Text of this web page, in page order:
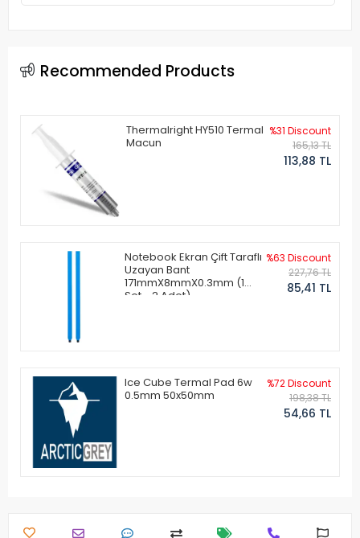
Recommended Products
Thermalright HY510 Termal
Macun
%31 Discount
165,13 TL
113,88 TL
Notebook Ekran Çift Taraflı
Uzayan Bant
171mmX8mmX0.3mm (1
Set - 2 Adet)
%63 Discount
227,76 TL
85,41 TL
Ice Cube Termal Pad 6w
0.5mm 50x50mm
%72 Discount
198,38 TL
54,66 TL